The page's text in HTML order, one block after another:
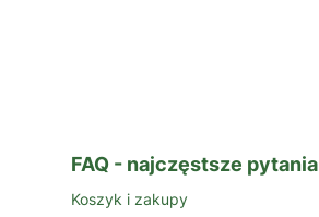
FAQ - najczęstsze pytania
Koszyk i zakupy